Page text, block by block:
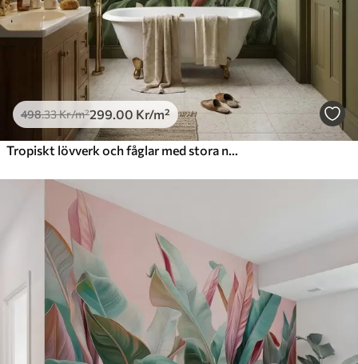
498.33Kr/m²299.00 Kr/m²